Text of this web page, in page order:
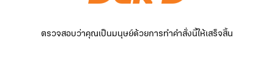
ตรวจสอบว่าคุณเป็นมนุษย์ด้วยการทำคำสั่งนี้ให้เสร็จสิ้น